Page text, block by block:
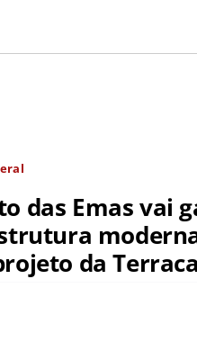
das Emas vai
da